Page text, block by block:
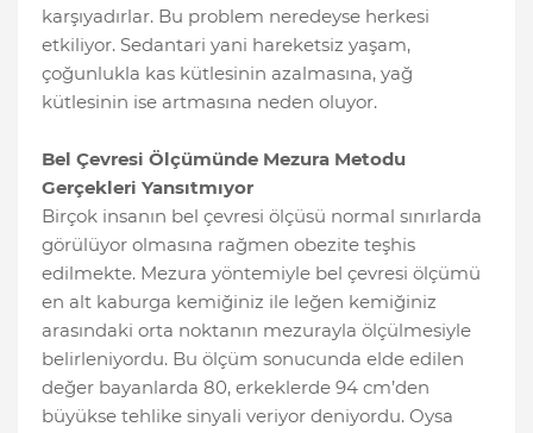
karşıyadırlar. Bu problem neredeyse herkesi
etkiliyor. Sedantari yani hareketsiz yaşam,
çoğunlukla kas kütlesinin azalmasına, yağ
kütlesinin ise artmasına neden oluyor.
Bel Çevresi Ölçümünde Mezura Metodu
Gerçekleri Yansıtmıyor
Birçok insanın bel çevresi ölçüsü normal sınırlarda
görülüyor olmasına rağmen obezite teşhis
edilmekte. Mezura yöntemiyle bel çevresi ölçümü
en alt kaburga kemiğiniz ile leğen kemiğiniz
arasındaki orta noktanın mezurayla ölçülmesiyle
belirleniyordu. Bu ölçüm sonucunda elde edilen
değer bayanlarda 80, erkeklerde 94 cm’den
büyükse tehlike sinyali veriyor deniyordu. Oysa